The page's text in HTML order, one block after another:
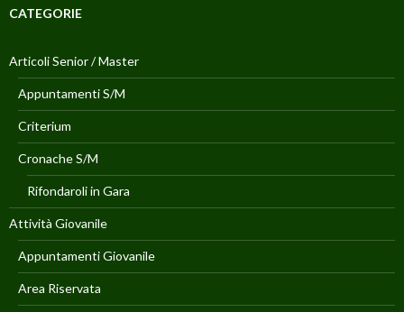
CATEGORIE
Articoli Senior / Master
Appuntamenti S/M
Criterium
Cronache S/M
Rifondaroli in Gara
Attività Giovanile
Appuntamenti Giovanile
Area Riservata